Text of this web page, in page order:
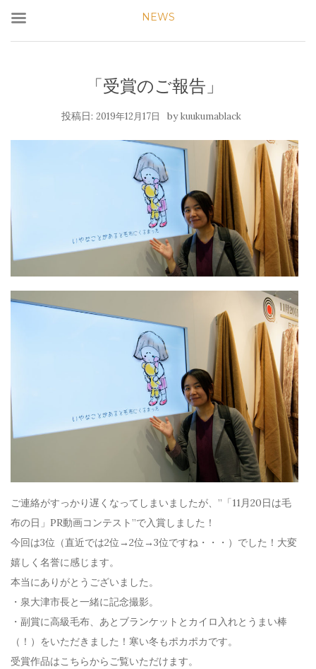
NEWS
「受賞のご報告」
投稿日: 2019年12月17日 bykuukumablack
ご連絡がすっかり遅くなってしまいましたが、”「11月20日は毛
布の日」PR動画コンテスト”で入賞しました！
今回は3位（直近では2位→2位→3位ですね・・・）でした！大変
嬉しく名誉に感じます。
本当にありがとうございました。
・泉大津市長と一緒に記念撮影。
・副賞に高級毛布、あとブランケットとカイロ入れとうまい棒
（！）をいただきました！寒い冬もポカポカです。
受賞作品はこちらからご覧いただけます。